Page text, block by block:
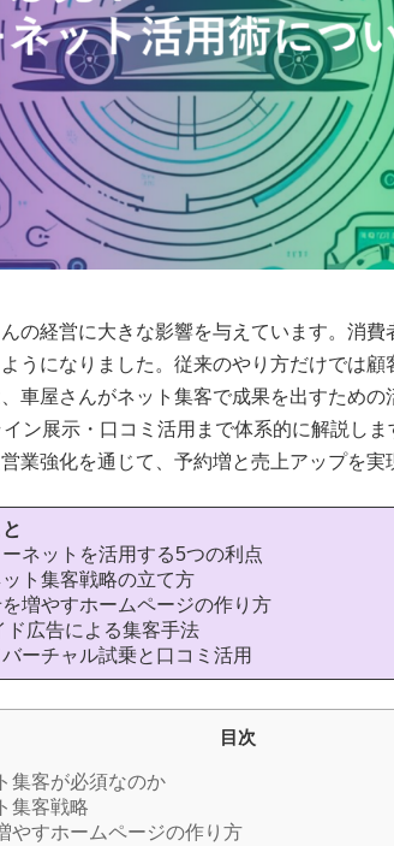
の経営に大きな影響を与えています。消費
うになりました。従来のやり方だけでは
車屋さんがネット集客で成果を出すための
ン展示・口コミ活用まで体系的に解説し
業強化を通じて、予約増と売上アップを実
ネットを活用する5つの利点
ト集客戦略の立て方
を増やすホームページの作り方
ド広告による集客手法
ーチャル試乗と口コミ活用
目次
集客が必須なのか
集客戦略
やすホームページの作り方